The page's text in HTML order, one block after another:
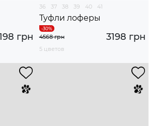
грн
36 37 38 39 40 41
Туфли лоферы
3198 грн
4568 грн
5 цветов